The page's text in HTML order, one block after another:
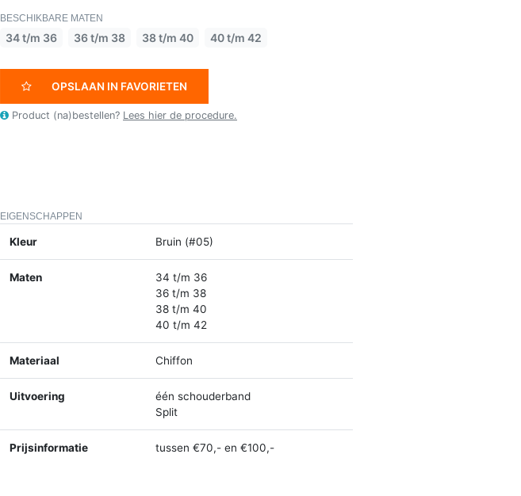
BESCHIKBARE MATEN
34 t/m 36 36 t/m 38 38 t/m 40 40 t/m 42
OPSLAAN IN FAVORIETEN
Product (na)bestellen? Lees hier de procedure.
EIGENSCHAPPEN
Kleur Bruin (#05)
Maten
34 t/m 36
36 t/m 38
38 t/m 40
40 t/m 42
Materiaal Chiffon
Uitvoering
één schouderband
Split
Prijsinformatie tussen €70,- en €100,-